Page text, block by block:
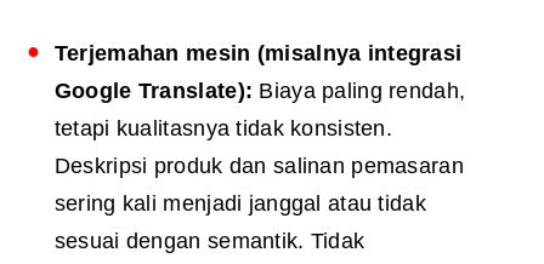
Terjemahan mesin (misalnya integrasi
Google Translate): Biaya paling rendah,
tetapi kualitasnya tidak konsisten.
Deskripsi produk dan salinan pemasaran
sering kali menjadi janggal atau tidak
sesuai dengan semantik. Tidak